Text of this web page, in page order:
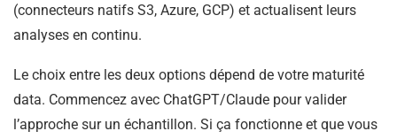
(connecteurs natifs S3, Azure, GCP) et actualisent leurs
analyses en continu.
Le choix entre les deux options dépend de votre maturité
data. Commencez avec ChatGPT/Claude pour valider
l’approche sur un échantillon. Si ça fonctionne et que vous